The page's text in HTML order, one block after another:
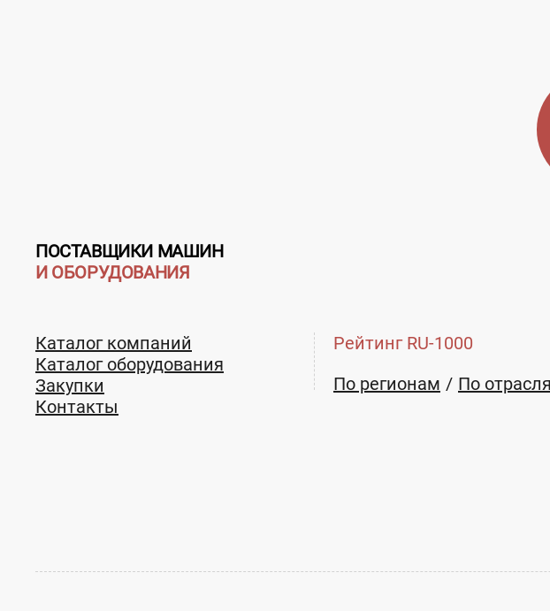
ПОСТАВЩИКИ МАШИН
И ОБОРУДОВАНИЯ
Каталог компаний
Каталог оборудования
Закупки
Контакты
Рейтинг RU-1000
По регионам
По